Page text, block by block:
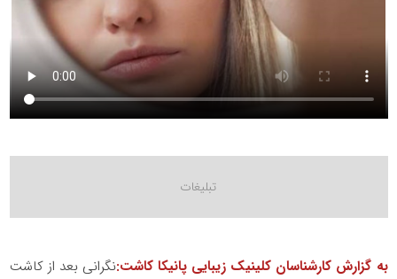
به گزارش کارشناسان کلینیک زیبایی پانیکا کاشت:نگرانی بعد از کاشت